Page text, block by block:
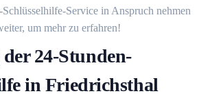
Service in Anspruch nehmen
um mehr zu erfahren!​
24-Stunden-
in Friedrichsthal